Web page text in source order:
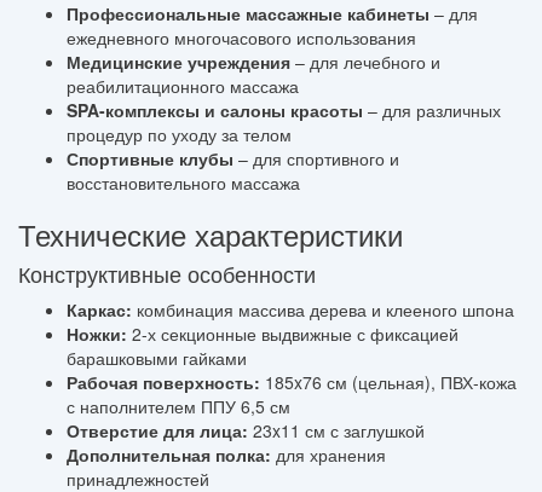
Профессиональные массажные кабинеты – для
ежедневного многочасового использования
Медицинские учреждения – для лечебного и
реабилитационного массажа
SPA-комплексы и салоны красоты – для различных
процедур по уходу за телом
Спортивные клубы – для спортивного и
восстановительного массажа
Технические характеристики
Конструктивные особенности
Каркас: комбинация массива дерева и клееного шпона
Ножки: 2-х секционные выдвижные с фиксацией
барашковыми гайками
Рабочая поверхность: 185x76 см (цельная), ПВХ-кожа
с наполнителем ППУ 6,5 см
Отверстие для лица: 23x11 см с заглушкой
Дополнительная полка: для хранения
принадлежностей